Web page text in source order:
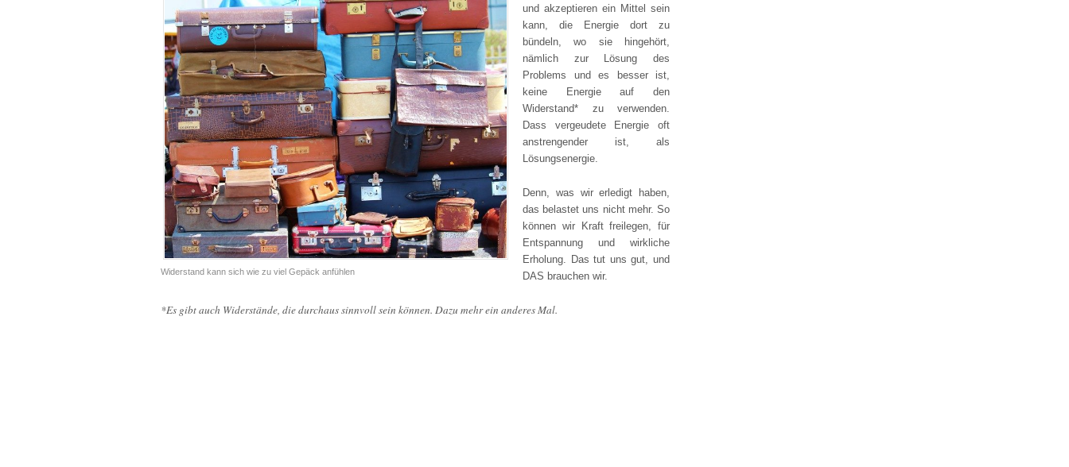
Widerstand kann sich wie zu viel Gepäck anfühlen
und akzeptieren ein Mittel sein
kann, die Energie dort zu
bündeln, wo sie hingehört,
nämlich zur Lösung des
Problems und es besser ist,
keine Energie auf den
Widerstand* zu verwenden.
Dass vergeudete Energie oft
anstrengender ist, als
Lösungsenergie.
Denn, was wir erledigt haben,
das belastet uns nicht mehr. So
können wir Kraft freilegen, für
Entspannung und wirkliche
Erholung. Das tut uns gut, und
DAS brauchen wir.
*Es gibt auch Widerstände, die durchaus sinnvoll sein können. Dazu mehr ein anderes Mal.